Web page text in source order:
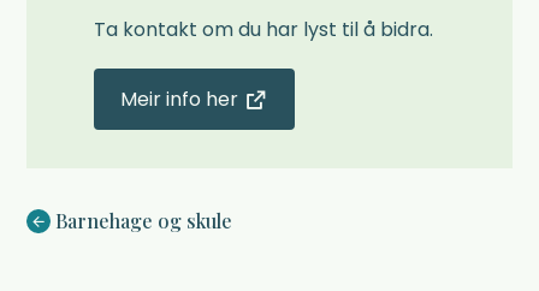
Ta kontakt om du har lyst til å bidra.
Meir info her
Du er her:
Barnehage og skule